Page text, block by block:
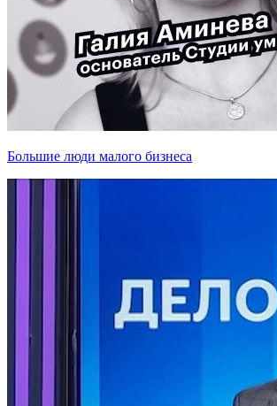
Большие люди малого бизнеса